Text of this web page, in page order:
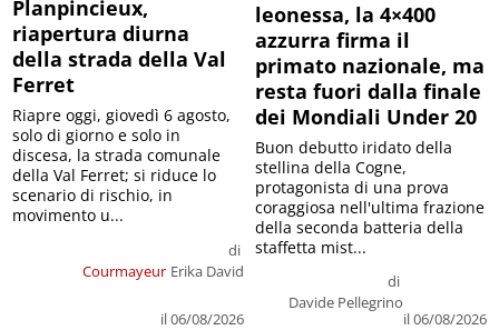
Planpincieux,
riapertura diurna
della strada della Val
Ferret
Courmayeur
di
Erika David
il 06/08/2026
Riapre oggi, giovedì 6 agosto,
solo di giorno e solo in
discesa, la strada comunale
della Val Ferret; si riduce lo
scenario di rischio, in
movimento u...
leonessa, la 4×400
azzurra firma il
primato nazionale, ma
resta fuori dalla finale
dei Mondiali Under 20
di
Davide Pellegrino
il 06/08/2026
Buon debutto iridato della
stellina della Cogne,
protagonista di una prova
coraggiosa nell'ultima frazione
della seconda batteria della
staffetta mist...